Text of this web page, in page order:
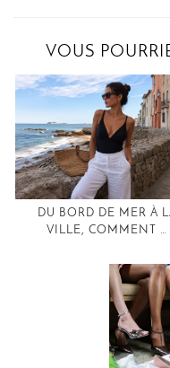
VOUS
DU BORD DE MER À
VILLE, COMMENT …